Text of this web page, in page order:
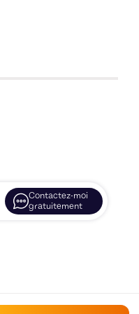
Contactez-moi
gratuitement